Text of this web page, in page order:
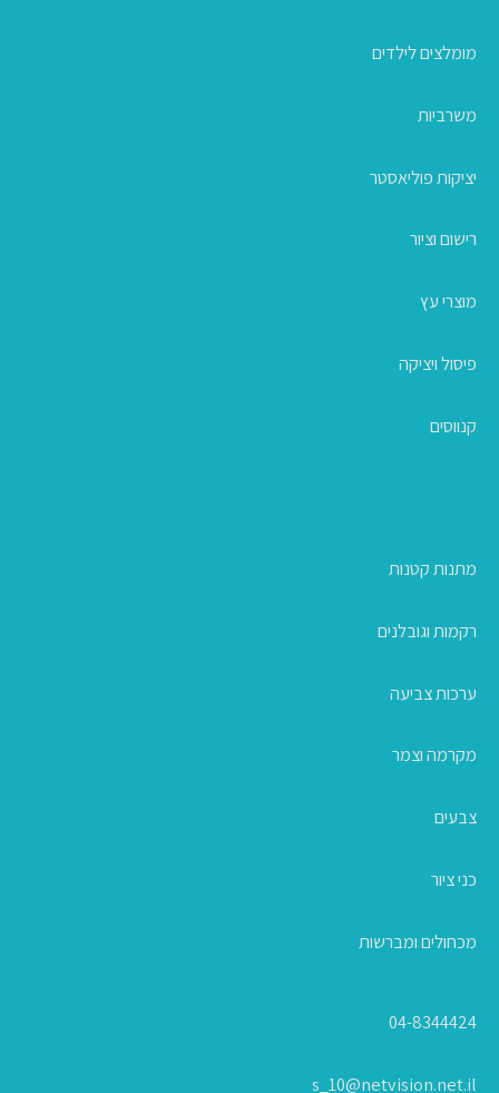
מומלצים לילדים
משרביות
יציקות פוליאסטר
רישום וציור
מוצרי עץ
פיסול ויציקה
קנווסים
מתנות קטנות
רקמות וגובלנים
ערכות צביעה
מקרמה וצמר
צבעים
כני ציור
מכחולים ומברשות
04-8344424
s_10@netvision.net.il